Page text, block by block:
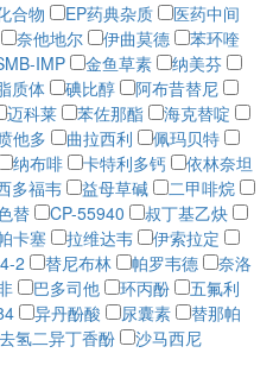
合物 EP药典杂质
医药中间
奈他地尔 伊曲莫德
苯环喹
IMP 金鱼草素
纳美芬
质体 碘比醇
阿布昔替尼
迈科莱 苯佐那酯
海克替啶
他多 曲拉西利
佩玛贝特
纳布啡 卡特利多钙
依林奈坦
多福韦 益母草碱
二甲啡烷
替 CP-55940
叔丁基乙炔
卡塞 拉维达韦
伊索拉定
2 替尼布林 帕罗韦德
奈洛
巴多司他 环丙酚
五氟利
异丹酚酸 尿囊素
替那帕
去氢二异丁香酚
沙马西尼